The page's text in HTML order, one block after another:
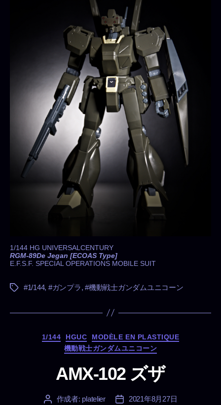
様）
へ
の
1/144 HG UNIVERSALCENTURY
RGM-89De Jegan [ECOAS Type]
E.F.S.F. SPECIAL OPERATIONS MOBILE SUIT
タ
#1/144, #ガンプラ,#機動戦士ガンダムユニコーン
カ
テ
ゴ
リ
ー
1/144 HGUC
MODÈLE EN PLASTIQUE
機動戦士ガンダムユニコーン
AMX-102 ズザ
投 作成者: platelier
投
2021年8月27日